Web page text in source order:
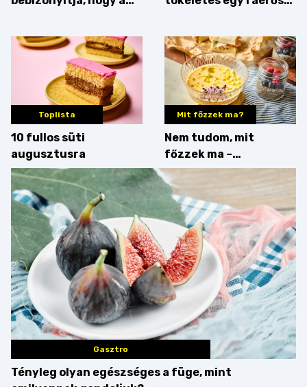
zseniális
Toplista
10 fullos süti
augusztusra
Mit főzzek ma?
Nem tudom, mit
főzzek ma –
Villámgyors menü
Gasztro
Tényleg olyan egészséges a füge, mint